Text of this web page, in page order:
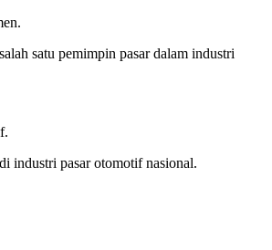
satu pemimpin pasar dalam industri
industri pasar otomotif nasional.